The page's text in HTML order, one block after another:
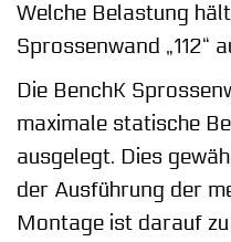
Welche Belastung
Sprossenwand „112“
Die BenchK
maximale statische
ausgelegt. Dies
der Ausführung der
Montage ist darauf